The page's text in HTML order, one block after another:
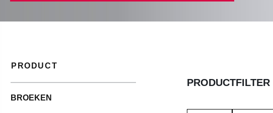
PRODUCT
BROEKEN
PRODUCTFILTER